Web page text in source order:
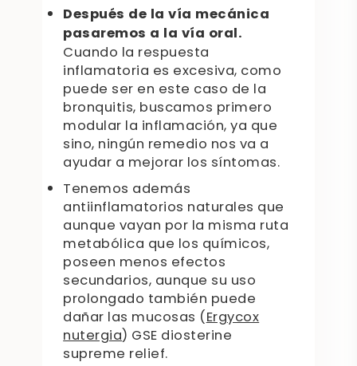
Después de la vía mecánica
pasaremos a la vía oral.
Cuando la respuesta
inflamatoria es excesiva, como
puede ser en este caso de la
bronquitis, buscamos primero
modular la inflamación, ya que
sino, ningún remedio nos va a
ayudar a mejorar los síntomas.
Tenemos además
antiinflamatorios naturales que
aunque vayan por la misma ruta
metabólica que los químicos,
poseen menos efectos
secundarios, aunque su uso
prolongado también puede
dañar las mucosas (Ergycox
nutergia) GSE diosterine
supreme relief.